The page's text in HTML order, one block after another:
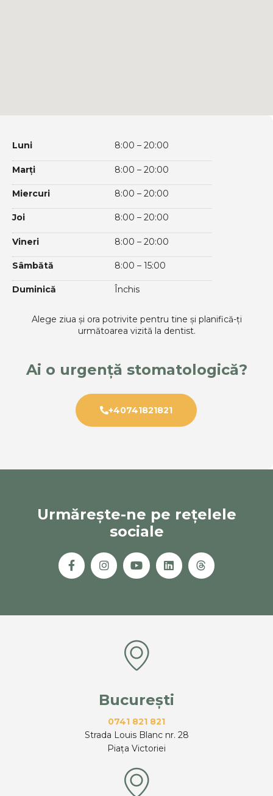
Luni 8:00 – 20:00
Marți 8:00 – 20:00
Miercuri 8:00 – 20:00
Joi 8:00 – 20:00
Vineri 8:00 – 20:00
Sâmbătă 8:00 – 15:00
Duminică Închis
Alege ziua și ora potrivite pentru tine și planifică-ți
următoarea vizită la dentist.
Ai o urgență stomatologică?
+40741821821
Urmărește-ne pe rețelele
sociale
București
0741 821 821
Strada Louis Blanc nr. 28
Piața Victoriei